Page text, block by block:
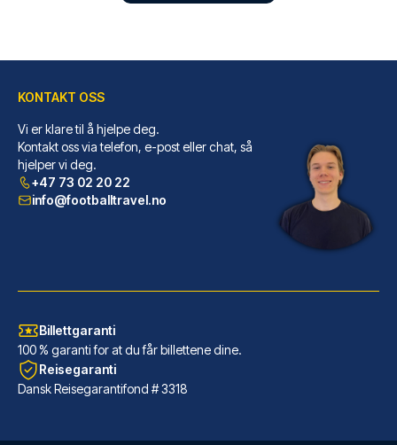
Sorat Hotel Berlin
Sorat Hotel Berlin ligger i hj...
LES MER OM HOTELLET
KONTAKT OSS
Vi er klare til å hjelpe deg.
Kontakt oss via telefon, e-post eller chat, så
hjelper vi deg.
+47 73 02 20 22
info@footballtravel.no
Billettgaranti
100 % garanti for at du får billettene dine.
Reisegaranti
Dansk Reisegarantifond # 3318